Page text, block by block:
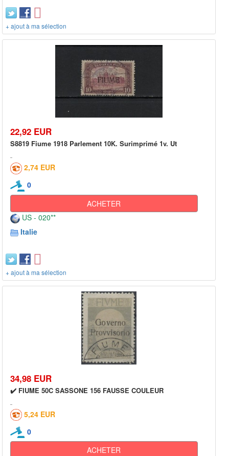
+ ajout à ma sélection
22,92 EUR
S8819 Fiume 1918 Parlement 10K. Surimprimé 1v. Ut
2,74 EUR
0
ACHETER
US - 020**
Italie
+ ajout à ma sélection
34,98 EUR
✔️ FIUME 50C SASSONE 156 FAUSSE COULEUR
5,24 EUR
0
ACHETER